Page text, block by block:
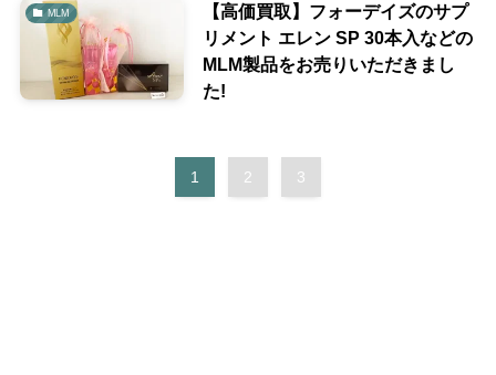
MLM
【高価買取】フォーデイズのサプ
リメント エレン SP 30本入などの
MLM製品をお売りいただきまし
た!
1 2 3